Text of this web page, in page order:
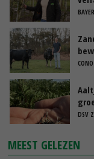
DSV
MEEST GELEZEN